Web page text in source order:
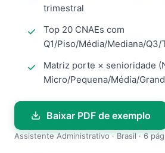
trimestral
Top 20 CNAEs com
Q1/Piso/Média/Mediana/
Matriz porte × senioridade
Micro/Pequena/Média/
Baixar PDF de exemplo
Assistente Administrativo · Brasil · 6